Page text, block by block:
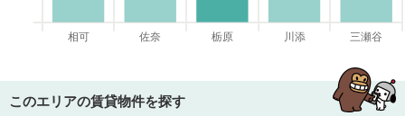
このエリアの賃貸物件を探す